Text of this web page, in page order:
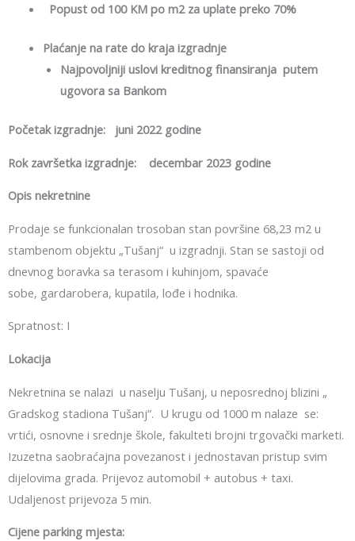
Popust od 100 KM po m2 za uplate preko 70%
Plaćanje na rate do kraja izgradnje
Najpovoljniji uslovi kreditnog finansiranja putem
ugovora sa Bankom
Početak izgradnje: juni 2022 godine
Rok završetka izgradnje: decembar 2023 godine
Opis nekretnine
Prodaje se funkcionalan trosoban stan površine 68,23 m2 u
stambenom objektu „Tušanj“ u izgradnji. Stan se sastoji od
dnevnog boravka sa terasom i kuhinjom, spavaće
sobe, gardarobera, kupatila, lođe i hodnika.
Spratnost: I
Lokacija
Nekretnina se nalazi u naselju Tušanj, u neposrednoj blizini „
Gradskog stadiona Tušanj“. U krugu od 1000 m nalaze se:
vrtići, osnovne i srednje škole, fakulteti brojni trgovački marketi.
Izuzetna saobraćajna povezanost i jednostavan pristup svim
dijelovima grada. Prijevoz automobil + autobus + taxi.
Udaljenost prijevoza 5 min.
Cijene parking mjesta: